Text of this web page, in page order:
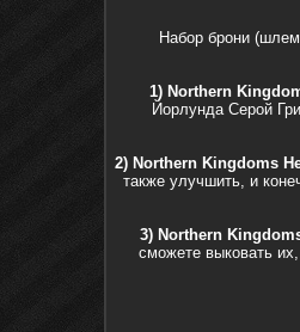
Набор брони
1) Northern
Йорлунда Серой
2) Northern Kingdoms
также улучшить, и
3) Northern
сможете выковать